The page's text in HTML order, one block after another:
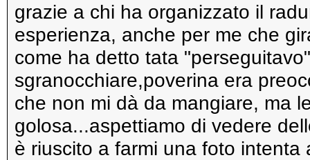
grazie a chi ha organizzato il
esperienza, anche per me che
come ha detto tata
sgranocchiare,poverina era
che non mi dà da mangiare, ma
golosa...aspettiamo di vedere
è riuscito a farmi una foto intenta